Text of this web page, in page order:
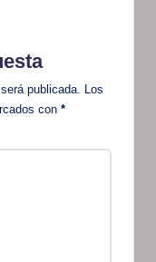
publicada.
Los
con *